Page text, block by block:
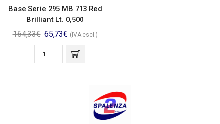
Base Serie 295 MB 713 Red
Brilliant Lt. 0,500
164,33€ 65,73€ (IVA escl.)